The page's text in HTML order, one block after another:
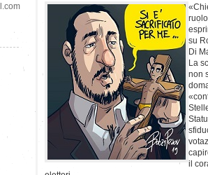
su
Di
La
non
il